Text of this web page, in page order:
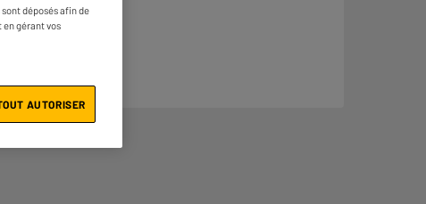
déposés afin de
en gérant vos
AUTORISER